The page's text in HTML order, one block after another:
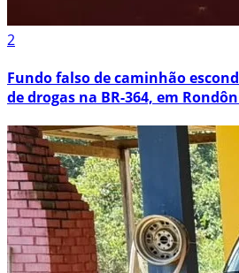
2
Fundo falso de caminhão
de drogas na BR-364, em